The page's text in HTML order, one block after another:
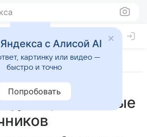
функциональные
с Алисой AI
картинку или видео —
быстро и точно
Попробовать